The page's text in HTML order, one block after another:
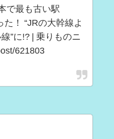
で最も古い駅
！ “JRの大幹線よ
”に!? | 乗りものニ
621803